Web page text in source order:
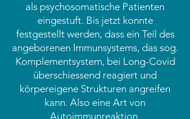
als psychosomatische Patienten
eingestuft. Bis jetzt konnte
festgestellt werden, dass ein Teil des
angeborenen Immunsystems, das sog.
Komplementsystem, bei Long-Covid
überschiessend reagiert und
körpereigene Strukturen angreifen
kann. Also eine Art von
Autoimmunreaktion.